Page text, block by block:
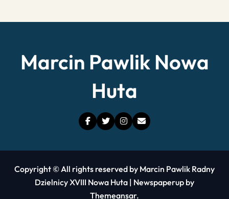
Marcin Pawlik Nowa
Huta
Copyright © All rights reserved by Marcin Pawlik Radny
Dzielnicy XVIII Nowa Huta | Newspaperup by
Themeansar.